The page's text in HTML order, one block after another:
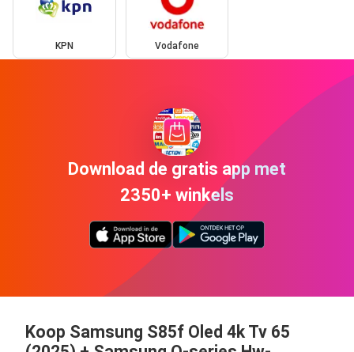
KPN Vodafone
Download de gratis app met
2350+ winkels
Koop Samsung S85f Oled 4k Tv 65